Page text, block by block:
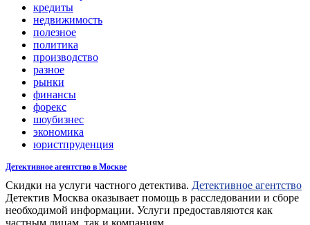
кредиты
недвижимость
полезное
политика
производство
разное
рынки
финансы
форекс
шоубизнес
экономика
юристпруденция
Детективное агентство в Москве
Скидки на услуги частного детектива. Детективное агентство
Детектив Москва оказывает помощь в расследовании и сборе
необходимой информации. Услуги предоставляются как